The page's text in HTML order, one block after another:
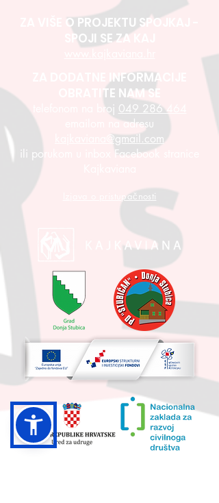
ZA VIŠE O PROJEKTU SPOJKAJ -
SPOJI SE ZA KAJ
ZA DODATNE INFORMACIJE
OBRATITE NAM SE
telefonom na broj 049 286 464
emailom na adresu
kajkaviana@gmail.com
ili porukom u inbox Facebook stranice
Izjava o pristupačnosti